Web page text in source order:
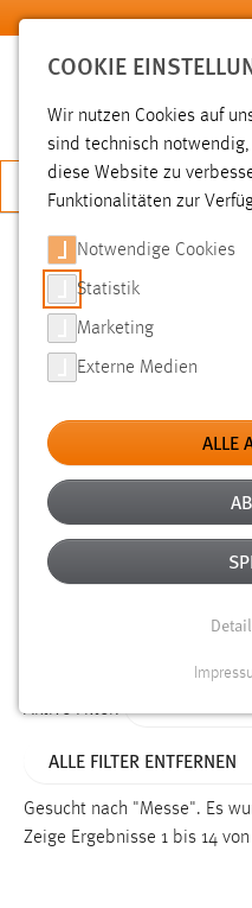
Zum Hauptinhalt springen
JETZT
SUCHE
FILTER
Typ
Erstellungsdatum
Alter
Aktive Filter:
ALLE FILTER ENTFERNEN
Gesucht nach "Messe". Es
Zeige Ergebnisse 1 bis 14 von
COOKIE
Wir nutzen Cookies auf
sind technisch
diese Website zu
Funktionalitäten zur
Notwendige Cookies
Statistik
Marketing
Externe Medien
ALLE
Funktionen und sind
Einverständnis